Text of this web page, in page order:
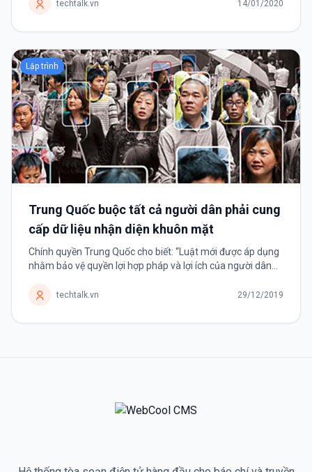
techtalk.vn 14/01/2020
Lập trình
Trung Quốc buộc tất cả người dân phải cung
cấp dữ liệu nhận diện khuôn mặt
Chính quyền Trung Quốc cho biết: “Luật mới được áp dụng
nhằm bảo vệ quyền lợi hợp pháp và lợi ích của người dân
Quốc...techtalk.vn 29/12/2019